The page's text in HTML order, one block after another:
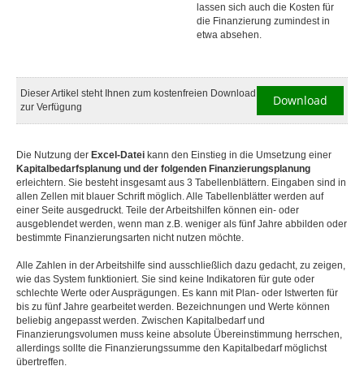
lassen sich auch die Kosten für
die Finanzierung zumindest in
etwa absehen.
Dieser Artikel steht Ihnen zum kostenfreien Download
zur Verfügung
Download
Die Nutzung der Excel-Datei kann den Einstieg in die Umsetzung einer
Kapitalbedarfsplanung und der folgenden Finanzierungsplanung
erleichtern. Sie besteht insgesamt aus 3 Tabellenblättern. Eingaben sind in
allen Zellen mit blauer Schrift möglich. Alle Tabellenblätter werden auf
einer Seite ausgedruckt. Teile der Arbeitshilfen können ein- oder
ausgeblendet werden, wenn man z.B. weniger als fünf Jahre abbilden oder
bestimmte Finanzierungsarten nicht nutzen möchte.
Alle Zahlen in der Arbeitshilfe sind ausschließlich dazu gedacht, zu zeigen,
wie das System funktioniert. Sie sind keine Indikatoren für gute oder
schlechte Werte oder Ausprägungen. Es kann mit Plan- oder Istwerten für
bis zu fünf Jahre gearbeitet werden. Bezeichnungen und Werte können
beliebig angepasst werden. Zwischen Kapitalbedarf und
Finanzierungsvolumen muss keine absolute Übereinstimmung herrschen,
allerdings sollte die Finanzierungssumme den Kapitalbedarf möglichst
übertreffen.